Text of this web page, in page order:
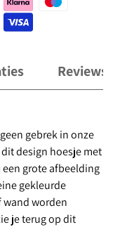
Reviews
gebrek in onze
design hoesje met
grote afbeelding
gekleurde
wand worden
je terug op dit